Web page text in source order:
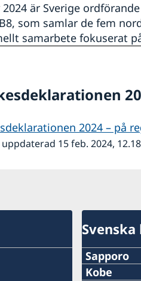
2024 är Sverige
som samlar de fem
samarbete fokuserat
2024 – på
15 feb. 2024, 12.18
Sapporo
Telefon
Kobe